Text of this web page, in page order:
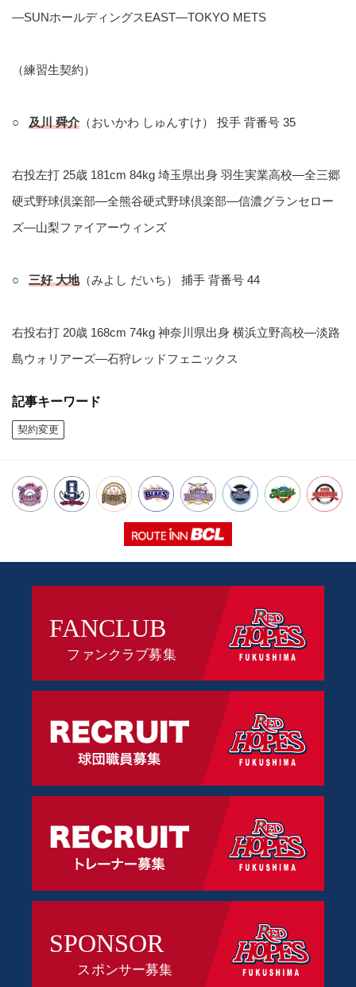
―SUNホールディングスEAST―TOKYO METS
（練習生契約）
○ 及川 舜介 （おいかわ しゅんすけ） 投手 背番号 35
右投左打 25歳 181cm 84kg 埼玉県出身 羽生実業高校―全三郷
硬式野球倶楽部―全熊谷硬式野球倶楽部―信濃グランセロー
ズ―山梨ファイアーウィンズ
○ 三好 大地（みよし だいち） 捕手 背番号 44
右投右打 20歳 168cm 74kg 神奈川県出身 横浜立野高校―淡路
島ウォリアーズ―石狩レッドフェニックス
記事キーワード
契約変更